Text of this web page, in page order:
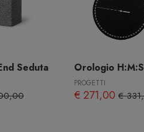
Seduta Orologio
PROGETTI
€ 271,00 €